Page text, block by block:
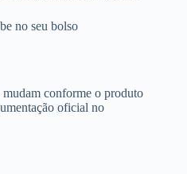
no seu bolso
mudam conforme o produto
oficial no